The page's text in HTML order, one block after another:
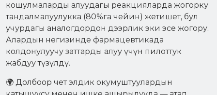
кошулмаларды алуудагы реакцияларда жогорку
тандалмалуулукка (80%га чейин) жетишет, бул
учурдагы аналогдордон дээрлик эки эсе жогору.
Алардын негизинде фармацевтикада
колдонулуучу заттарды алуу үчүн пилоттук
жабдуу түзүлдү.
🌍 Долбоор чет элдик окумуштуулардын